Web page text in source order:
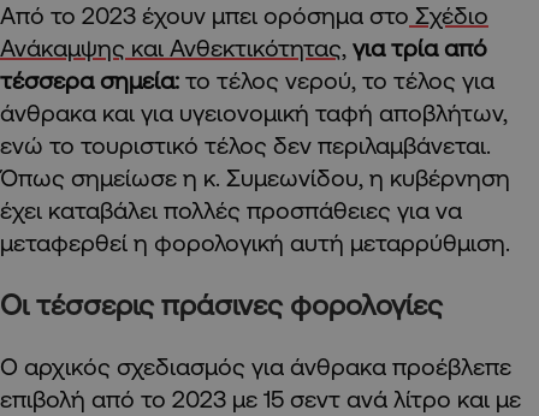
Από το 2023 έχουν μπει ορόσημα στο Σχέδιο
Ανάκαμψης και Ανθεκτικότητας, για τρία από
τέσσερα σημεία: το τέλος νερού, το τέλος για
άνθρακα και για υγειονομική ταφή αποβλήτων,
ενώ το τουριστικό τέλος δεν περιλαμβάνεται.
Όπως σημείωσε η κ. Συμεωνίδου, η κυβέρνηση
έχει καταβάλει πολλές προσπάθειες για να
μεταφερθεί η φορολογική αυτή μεταρρύθμιση.
Οι τέσσερις πράσινες φορολογίες
Ο αρχικός σχεδιασμός για άνθρακα προέβλεπε
επιβολή από το 2023 με 15 σεντ ανά λίτρο και με